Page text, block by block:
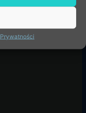
lepiej rozumieć